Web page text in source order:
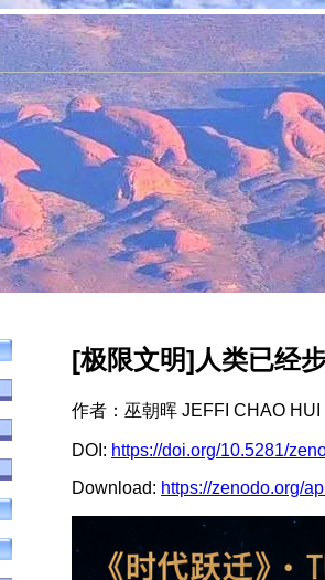
[极限文明]人类已经
作者：巫朝晖 JEFFI CHAO HUI
DOI: https://doi.org/10.5281/
Download: https://zenodo.org/